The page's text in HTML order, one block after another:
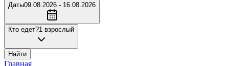
Даты09.08.2026 - 16.08.2026
Кто едет?1 взрослый
Найти
Главная